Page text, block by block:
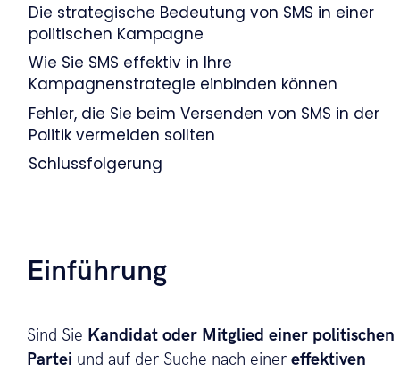
Die strategische Bedeutung von SMS in einer
politischen Kampagne
Wie Sie SMS effektiv in Ihre
Kampagnenstrategie einbinden können
Fehler, die Sie beim Versenden von SMS in der
Politik vermeiden sollten
Schlussfolgerung
Einführung
Sind Sie Kandidat oder Mitglied einer politischen
Partei und auf der Suche nach einer effektiven